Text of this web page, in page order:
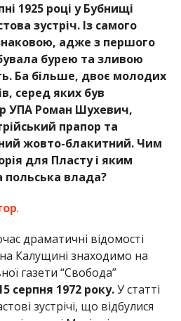
1925 році у Бубнищі
зустріч. Із самого
адже з першого
бурею та зливою
Ба більше, двоє молодих
серед яких був
УПА Роман Шухевич,
прапор та
жовто-блакитний. Чим
для Пласту і яким
польська влада?
.
драматичні відомості
на Калущині знаходимо на
газети “Свобода”
серпня 1972 року.У статті
зустрічі, що відбулися